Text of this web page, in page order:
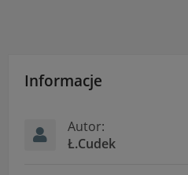
Informacje
Autor:
Ł.Cudek